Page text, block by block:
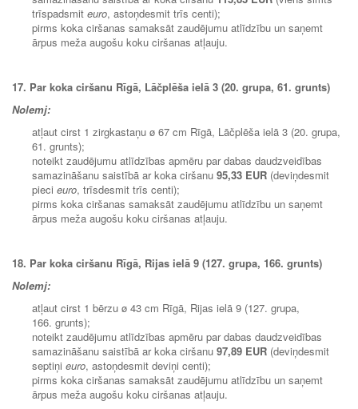
trīspadsmit euro, astoņdesmit trīs centi);
pirms koka ciršanas samaksāt zaudējumu atlīdzību un saņemt
ārpus meža augošu koku ciršanas atļauju.
17. Par koka ciršanu Rīgā, Lāčplēša ielā 3 (20. grupa, 61. grunts)
Nolemj:
atļaut cirst 1 zirgkastaņu ø 67 cm Rīgā, Lāčplēša ielā 3 (20. grupa,
61. grunts);
noteikt zaudējumu atlīdzības apmēru par dabas daudzveidības
samazināšanu saistībā ar koka ciršanu 95,33 EUR (deviņdesmit
pieci euro, trīsdesmit trīs centi);
pirms koka ciršanas samaksāt zaudējumu atlīdzību un saņemt
ārpus meža augošu koku ciršanas atļauju.
18. Par koka ciršanu Rīgā, Rijas ielā 9 (127. grupa, 166. grunts)
Nolemj:
atļaut cirst 1 bērzu ø 43 cm Rīgā, Rijas ielā 9 (127. grupa,
166. grunts);
noteikt zaudējumu atlīdzības apmēru par dabas daudzveidības
samazināšanu saistībā ar koka ciršanu 97,89 EUR (deviņdesmit
septiņi euro, astoņdesmit deviņi centi);
pirms koka ciršanas samaksāt zaudējumu atlīdzību un saņemt
ārpus meža augošu koku ciršanas atļauju.